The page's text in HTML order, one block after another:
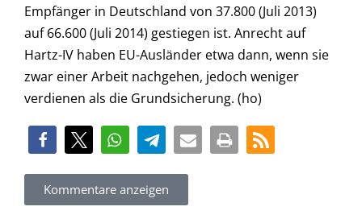
Empfänger in Deutschland von 37.800 (Juli 2013)
auf 66.600 (Juli 2014) gestiegen ist. Anrecht auf
Hartz-IV haben EU-Ausländer etwa dann, wenn sie
zwar einer Arbeit nachgehen, jedoch weniger
verdienen als die Grundsicherung. (ho)
Kommentare anzeigen